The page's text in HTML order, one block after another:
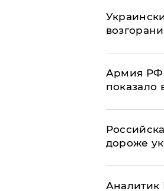
Армия РФ
показало
дороже
Аналитик